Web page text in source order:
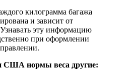
килограмма багажа
и зависит от
эту информацию
при оформлении
США нормы веса другие: